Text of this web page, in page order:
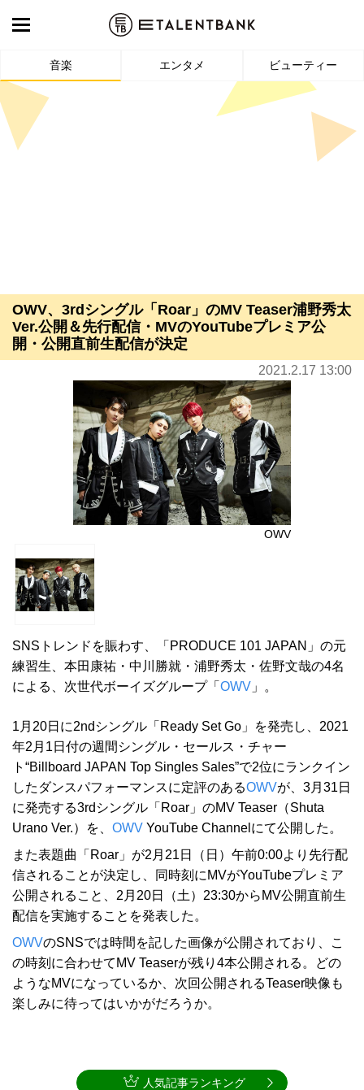
音楽 エンタメ ビューティー
OWV、3rdシングル「Roar」のMV Teaser浦野秀太
Ver.公開＆先行配信・MVのYouTubeプレミア公
開・公開直前生配信が決定
2021.2.17 13:00
OWV
SNSトレンドを賑わす、「PRODUCE 101 JAPAN」の元
練習生、本田康祐・中川勝就・浦野秀太・佐野文哉の4名
による、次世代ボーイズグループ「 OWV 」。
1月20日に2ndシングル「Ready Set Go」を発売し、2021
年2月1日付の週間シングル・セールス・チャー
ト“Billboard JAPAN Top Singles Sales”で2位にランクイン
したダンスパフォーマンスに定評のあるOWVが、3月31日
に発売する3rdシングル「Roar」のMV Teaser（Shuta
Urano Ver.）を、 OWV YouTube Channelにて公開した。
また表題曲「Roar」が2月21日（日）午前0:00より先行配
信されることが決定し、同時刻にMVがYouTubeプレミア
公開されること、2月20日（土）23:30からMV公開直前生
配信を実施することを発表した。
OWVのSNSでは時間を記した画像が公開されており、こ
の時刻に合わせてMV Teaserが残り4本公開される。どの
ようなMVになっているか、次回公開されるTeaser映像も
楽しみに待ってはいかがだろうか。
人気記事ランキング